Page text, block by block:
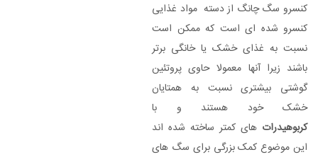
کنسرو سگ چانگ از دسته مواد غذایی
کنسرو شده ای است که ممکن است
نسبت به غذای خشک یا خانگی برتر
باشند زیرا آنها معمولا حاوی پروتئین
گوشتی بیشتری نسبت به همتایان
خشک خود هستند و با
کربوهیدرات های کمتر ساخته شده اند
این موضوع کمک بزرگی برای سگ های